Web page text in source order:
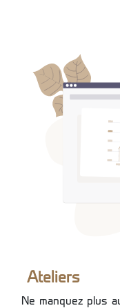
Ateliers
Ne manquez plus